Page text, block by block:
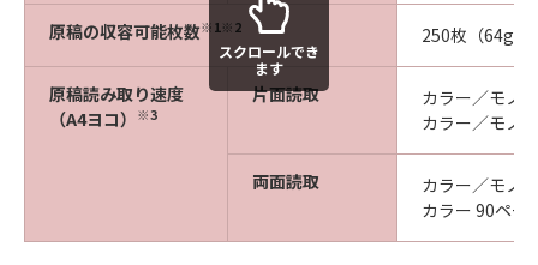
原稿の収容可能枚数※1※2 250枚（64g／
原稿読み取り速度
（A4ヨコ）
※3
片面読取
カラー／モノ
カラー／モノ
両面読取
カラー／モノ
カラー 90ペ
スクロールでき
ます